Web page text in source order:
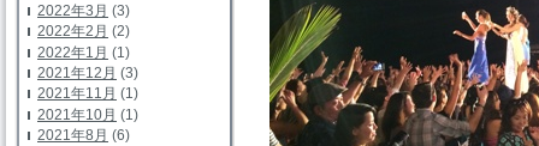
2022年3月 (3)
2022年2月 (2)
2022年1月 (1)
2021年12月 (3)
2021年11月 (1)
2021年10月 (1)
2021年8月 (6)